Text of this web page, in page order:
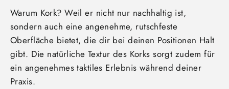
Warum Kork? Weil er nicht nur nachhaltig ist,
sondern auch eine angenehme, rutschfeste
Oberfläche bietet, die dir bei deinen Positionen Halt
gibt. Die natürliche Textur des Korks sorgt zudem für
ein angenehmes taktiles Erlebnis während deiner
Praxis.